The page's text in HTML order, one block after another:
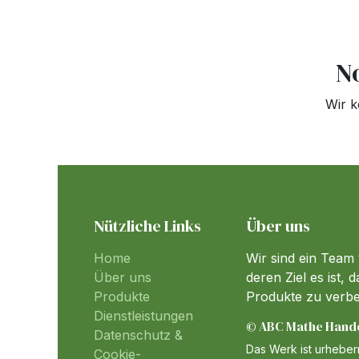
Wir
Nützliche Links
Home
Über uns
Produkte
Dienstleistungen
Datenschutz &
Cookie-
Über uns
Wir sind ein
deren Ziel es ist,
Produkte zu
© ABC Mathe
Das Werk ist